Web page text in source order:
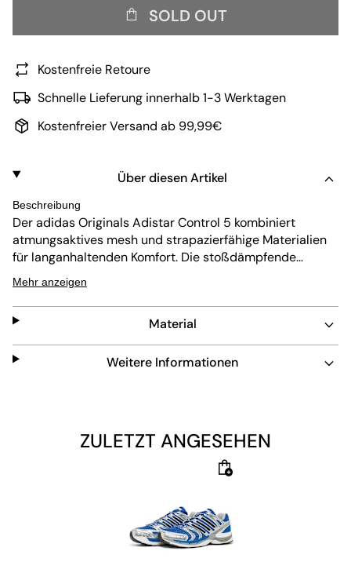
SOLD OUT
Kostenfreie Retoure
Schnelle Lieferung innerhalb 1-3 Werktagen
Kostenfreier Versand ab 99,99€
Über diesen Artikel
Beschreibung
Der adidas Originals Adistar Control 5 kombiniert
atmungsaktives mesh und strapazierfähige Materialien
für langanhaltenden Komfort. Die stoßdämpfende
Innensohle und die abriebfeste Außensohle sorgen für
Unterstützung und Schutz. Dieser blaue Sneaker ist
pflegeleicht, hat eine Schnürung und eine fortschrittliche
Dämpfung für den Alltag.
Mehr anzeigen
Material
Weitere Informationen
ZULETZT ANGESEHEN